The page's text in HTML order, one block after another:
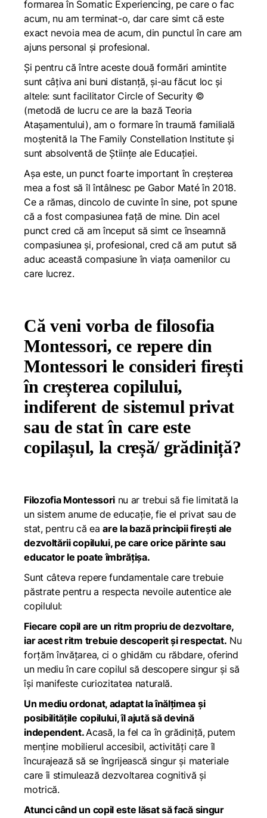
formarea în Somatic Experiencing, pe care o fac
acum, nu am terminat-o, dar care simt că este
exact nevoia mea de acum, din punctul în care am
ajuns personal și profesional.
Și pentru că între aceste două formări amintite
sunt câțiva ani buni distanță, și-au făcut loc și
altele: sunt facilitator Circle of Security ©
(metodă de lucru ce are la bază Teoria
Atașamentului), am o formare în traumă familială
moștenită la The Family Constellation Institute și
sunt absolventă de Științe ale Educației.
Așa este, un punct foarte important în creșterea
mea a fost să îl întâlnesc pe Gabor Maté în 2018.
Ce a rămas, dincolo de cuvinte în sine, pot spune
că a fost compasiunea față de mine. Din acel
punct cred că am început să simt ce înseamnă
compasiunea și, profesional, cred că am putut să
aduc această compasiune în viața oamenilor cu
care lucrez.
Că veni vorba de filosofia
Montessori, ce repere din
Montessori le consideri firești
în creșterea copilului,
indiferent de sistemul privat
sau de stat în care este
copilașul, la creșă/ grădiniță?
Filozofia Montessorinu ar trebui să fie limitată la
un sistem anume de educație, fie el privat sau de
stat, pentru că eaare la bază principii firești ale
dezvoltării copilului, pe care orice părinte sau
educator le poate îmbrățișa.
Sunt câteva repere fundamentale care trebuie
păstrate pentru a respecta nevoile autentice ale
copiluluI:
Fiecare copil are un ritm propriu de dezvoltare,
iar acest ritm trebuie descoperit și respectat. Nu
forțăm învățarea, ci o ghidăm cu răbdare, oferind
un mediu în care copilul să descopere singur și să
își manifeste curiozitatea naturală.
Un mediu ordonat, adaptat la înălțimea și
posibilitățile copilului, îl ajută să devină
independent. Acasă, la fel ca în grădiniță, putem
menține mobilierul accesibil, activități care îl
încurajează să se îngrijească singur și materiale
care îi stimulează dezvoltarea cognitivă și
motrică.
Atunci când un copil este lăsat să facă singur